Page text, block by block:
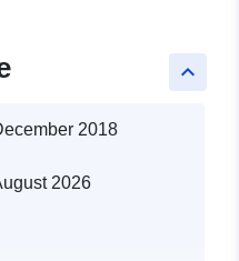
keyboard_arrow_up
2018
2026